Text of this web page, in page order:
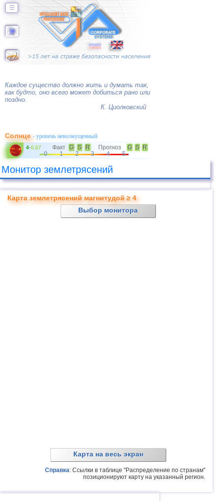
☰
Каждое существо должно жить и думать так,
как будто, оно всего может добиться рано или
поздно.
К. Циолковский
Солнце- уровень невозмущенный
4-0.67 Факт G S R Прогноз G S
R
0
1 2 3 4 5
Монитор землетрясений
Карта землетрясений магнитудой ≥ 4
Выбор монитора
Карта на весь экран
Справка: Ссылки в таблице "Распределение по странам"
позиционируют карту на указанный регион.